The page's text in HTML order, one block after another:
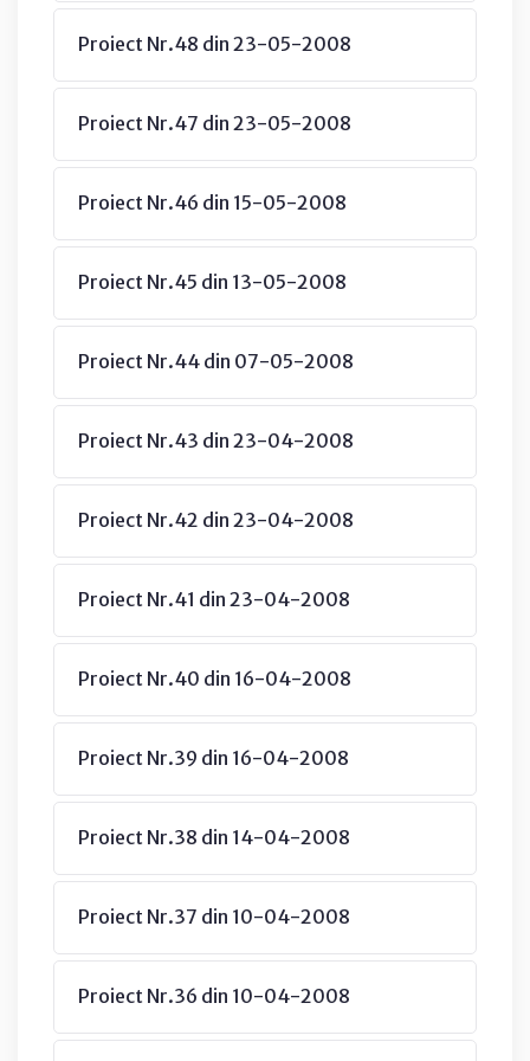
Proiect Nr.48 din 23-05-2008
Proiect Nr.47 din 23-05-2008
Proiect Nr.46 din 15-05-2008
Proiect Nr.45 din 13-05-2008
Proiect Nr.44 din 07-05-2008
Proiect Nr.43 din 23-04-2008
Proiect Nr.42 din 23-04-2008
Proiect Nr.41 din 23-04-2008
Proiect Nr.40 din 16-04-2008
Proiect Nr.39 din 16-04-2008
Proiect Nr.38 din 14-04-2008
Proiect Nr.37 din 10-04-2008
Proiect Nr.36 din 10-04-2008